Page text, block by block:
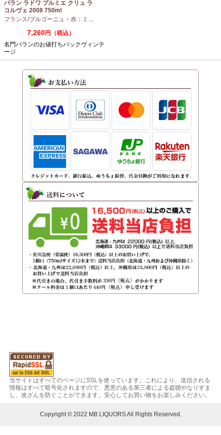
パラン ラドワ プルミエ クリュ ラ
コルヴェ 2008 750ml
フランス/ブルゴーニュ ・ 赤：ミディアムボディ
7,260円（税込）
名門パランのお値打ちバックヴィンテ
ージ
当サイトはすべてのページにSSLを使っています。これにより、送信される
情報はすべて暗号化されますので、悪意のある第三者による盗聴やなりすま
し、改ざんを防ぐことができます。安心してお買い物をお楽しみください。
Copyright © 2022 MB LIQUORS All Rights Reserved.